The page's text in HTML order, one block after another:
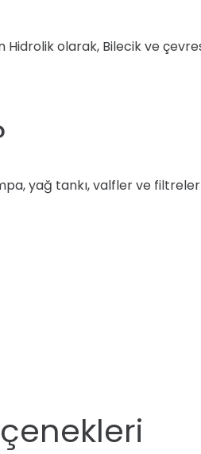
Hidrolik olarak, Bilecik ve
yağ tankı, valfler ve